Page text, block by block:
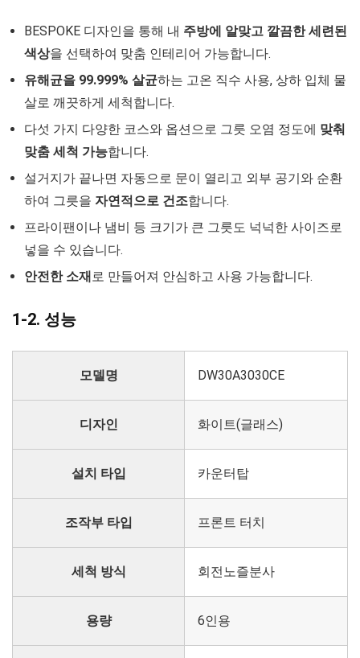
BESPOKE 디자인을 통해 내 주방에 알맞고 깔끔한 세련된
색상을 선택하여 맞춤 인테리어 가능합니다.
유해균을 99.999% 살균하는 고온 직수 사용, 상하 입체 물
살로 깨끗하게 세척합니다.
다섯 가지 다양한 코스와 옵션으로 그릇 오염 정도에 맞춰
맞춤 세척 가능합니다.
설거지가 끝나면 자동으로 문이 열리고 외부 공기와 순환
하여 그릇을 자연적으로 건조합니다.
프라이팬이나 냄비 등 크기가 큰 그릇도 넉넉한 사이즈로
넣을 수 있습니다.
안전한 소재 로 만들어져 안심하고 사용 가능합니다.
1-2. 성능
모델명 DW30A3030CE
디자인 화이트(글래스)
설치 타입 카운터탑
조작부 타입 프론트 터치
세척 방식 회전노즐분사
용량 6인용